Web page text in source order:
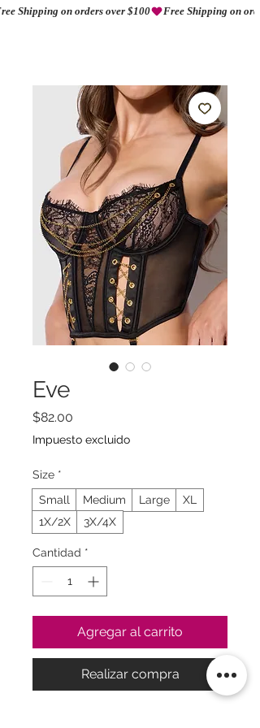
Shipping on orders over $100
Eve
$82.00
Impuesto excluido
Size *
Small
Medium Large
XL
1X/2X
3X/4X
Cantidad *
Agregar al carrito
Realizar compra